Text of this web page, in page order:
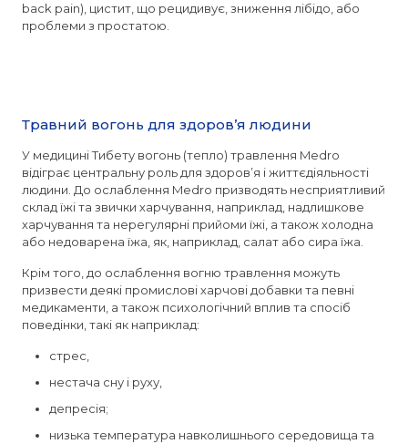
back pain), цистит, що рецидивує, зниження лібідо, або
проблеми з простатою.
Травний вогонь для здоров’я людини
У медицині Тибету вогонь (тепло) травлення Medro
відіграє центральну роль для здоров’я і життєдіяльності
людини. До ослаблення Medro призводять несприятливий
склад їжі та звички харчування, наприклад, надлишкове
харчування та нерегулярні прийоми їжі, а також холодна
або недоварена їжа, як, наприклад, салат або сира їжа.
Крім того, до ослаблення вогню травлення можуть
призвести деякі промислові харчові добавки та певні
медикаменти, а також психологічний вплив та спосіб
поведінки, такі як наприклад:
стрес,
нестача сну і руху,
депресія;
низька температура навколишнього середовища та